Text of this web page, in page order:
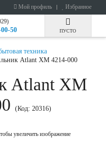
Мой профиль Избранное
50 ПУСТО
техника
Atlant ХМ 4214-000
Atlant ХМ
(Код: 20316)
увеличить изображение